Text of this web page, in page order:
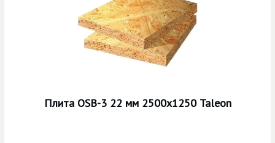
Плита OSB-3 22 мм 2500х1250 Taleon